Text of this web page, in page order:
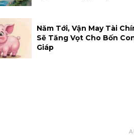
Năm Tới, Vận May Tài
Sẽ Tăng Vọt Cho Bốn
Giáp